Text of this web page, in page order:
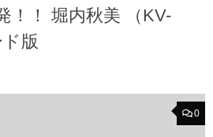
！！ 堀内秋美 （KV-
版
0